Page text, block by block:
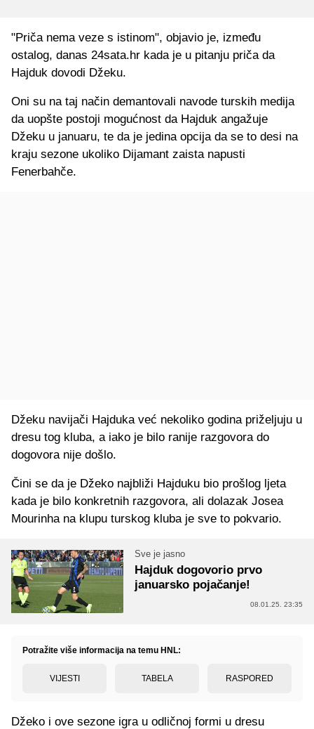
"Priča nema veze s istinom", objavio je, između
ostalog, danas 24sata.hr kada je u pitanju priča da
Hajduk dovodi Džeku.
Oni su na taj način demantovali navode turskih medija
da uopšte postoji mogućnost da Hajduk angažuje
Džeku u januaru, te da je jedina opcija da se to desi na
kraju sezone ukoliko Dijamant zaista napusti
Fenerbahče.
Džeku navijači Hajduka već nekoliko godina priželjuju u
dresu tog kluba, a iako je bilo ranije razgovora do
dogovora nije došlo.
Čini se da je Džeko najbliži Hajduku bio prošlog ljeta
kada je bilo konkretnih razgovora, ali dolazak Josea
Mourinha na klupu turskog kluba je sve to pokvario.
Sve je jasno
Hajduk dogovorio prvo
januarsko pojačanje!
08.01.25. 23:35
Potražite više informacija na temu HNL:
VIJESTI TABELA RASPORED
Džeko i ove sezone igra u odličnoj formi u dresu